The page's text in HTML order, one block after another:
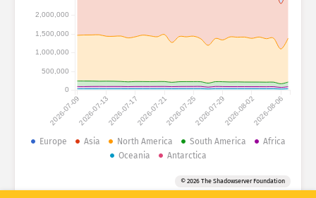
攻撃統計：脆弱性
攻撃統計：デバイス
データセット
上限
Stacking 積上げ 重ね合わせ
2026-07-092026-07-132026-07-172026-07-212026-07-252026-07-292026-08-022026-08-06
0
500,000
1,000,000
1,500,000
2,000,000
Europe Asia North America South America
Africa
Oceania
Antarctica
© 2026 The Shadowserver Foundation